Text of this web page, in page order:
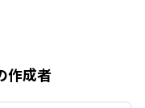
作成者